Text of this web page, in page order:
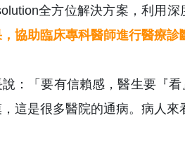
全方位解決方案，利用
協助臨床專科醫師進行醫療診
說：「要有信賴感，醫生要『
這是很多醫院的通病。病人來